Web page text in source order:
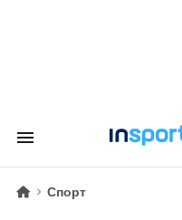
Спорт